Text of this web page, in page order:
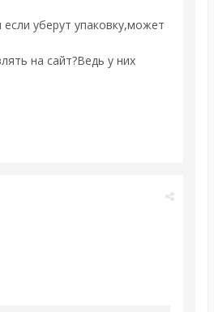
уберут упаковку,может
на сайт?Ведь у них